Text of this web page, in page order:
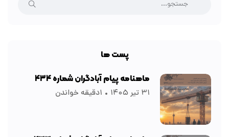
پست ها
ماهنامه پیام آبادگران شماره ۴۳۴
۳۱ تیر ۱۴۰۵ ۱دقیقه خواندن